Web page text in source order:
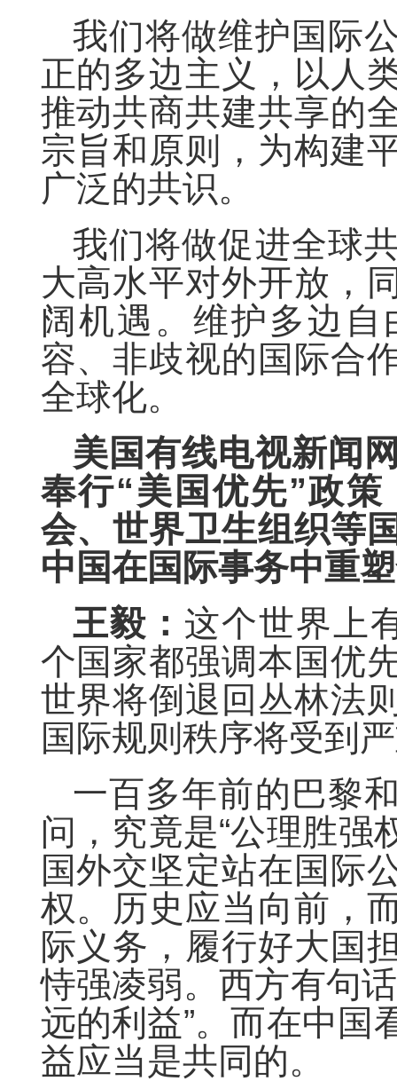
我们将做维护国际
正的多边主义，以人
推动共商共建共享的
宗旨和原则，为构建
广泛的共识。
我们将做促进全球
大高水平对外开放，
阔机遇。维护多边
容、非歧视的国际合
全球化。
美国有线电视新闻
奉行“美国优先”政
会、世界卫生组织等
中国在国际事务中重
王毅： 这个世界上
个国家都强调本国优
世界将倒退回丛林法
国际规则秩序将受到
一百多年前的巴黎
问，究竟是“公理胜强
国外交坚定站在国际
权。历史应当向前，
际义务，履行好大国
恃强凌弱。西方有句
远的利益”。而在中国
益应当是共同的。